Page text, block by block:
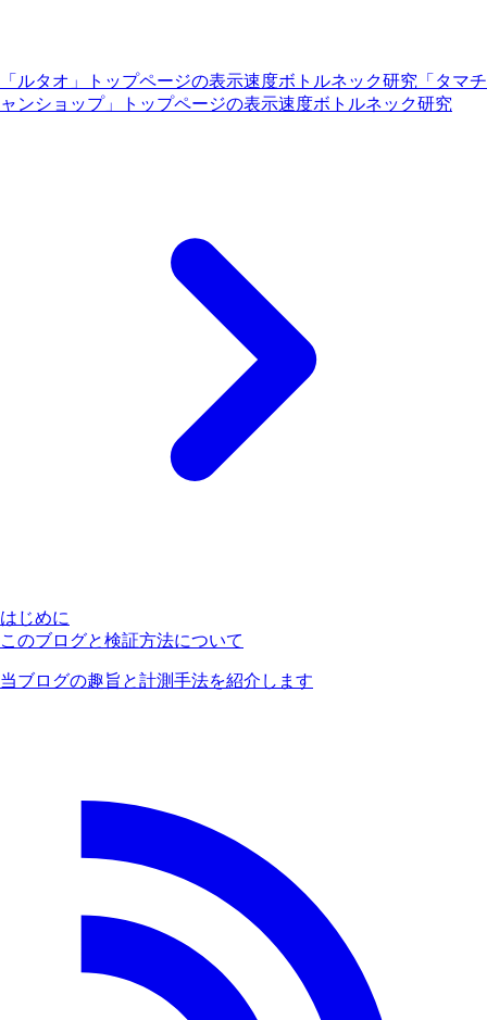
「ルタオ」トップページの表示速度ボトルネック研究 「タマチ
ャンショップ」トップページの表示速度ボトルネック研究
はじめに
このブログと検証方法について
当ブログの趣旨と計測手法を紹介します